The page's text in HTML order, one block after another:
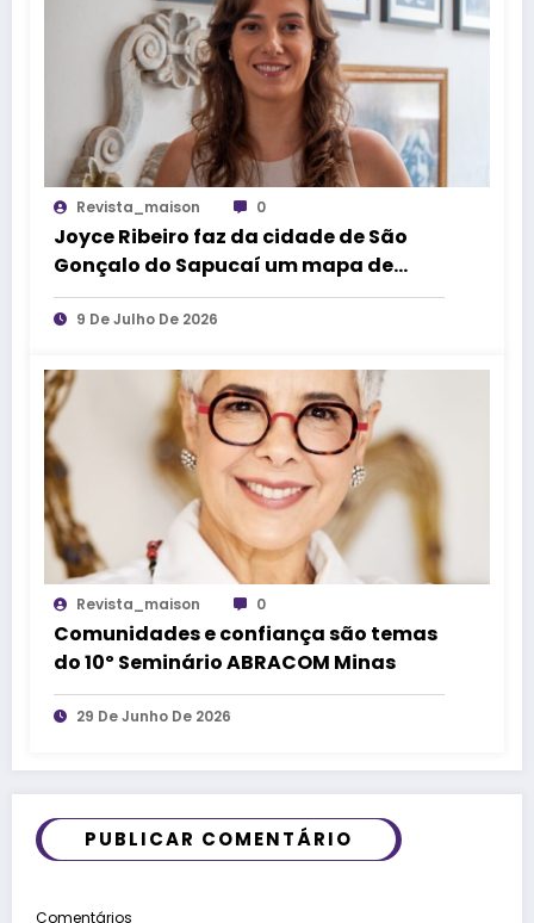
Revista_maison 0
Joyce Ribeiro faz da cidade de São
Gonçalo do Sapucaí um mapa de
causos, memórias e arte
9 De Julho De 2026
Revista_maison 0
Comunidades e confiança são temas
do 10º Seminário ABRACOM Minas
29 De Junho De 2026
PUBLICAR COMENTÁRIO
Comentários